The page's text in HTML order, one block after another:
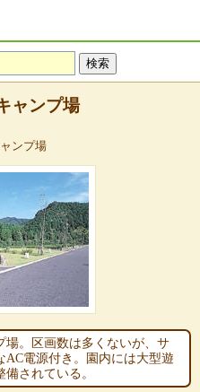
ャンプ場
ンプ場
場。区画数は多くないが、サ
電源付き。園内には大型遊
されている。